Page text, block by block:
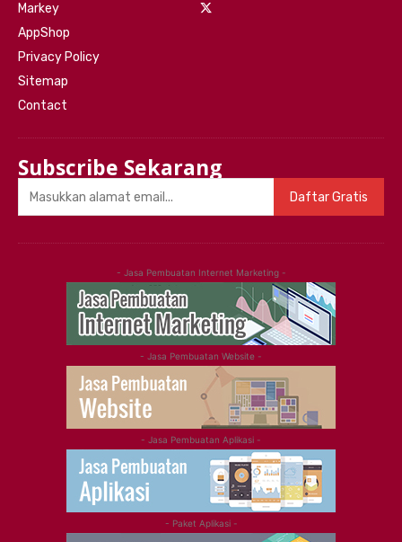
Markey
AppShop
Privacy Policy
Sitemap
Contact
Subscribe Sekarang
Daftar Gratis
- Jasa Pembuatan Internet Marketing -
- Jasa Pembuatan Website -
- Jasa Pembuatan Aplikasi -
- Paket Aplikasi -